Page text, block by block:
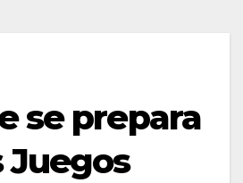
se prepara
Juegos